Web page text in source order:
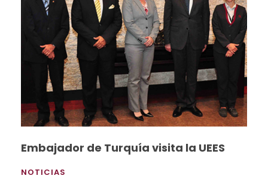
Embajador de Turquía visita la UEES
NOTICIAS